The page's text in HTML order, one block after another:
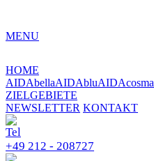
MENU
HOME
AIDAbellaAIDAbluAIDAcosma
ZIELGEBIETE
NEWSLETTER KONTAKT
+49 212 - 208727